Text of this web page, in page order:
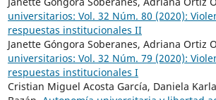
universitarios: Vol. 32 Núm. 80 (2020):
respuestas institucionales II
Janette Góngora Soberanes, Adriana Ortiz
universitarios: Vol. 32 Núm. 79 (2020):
respuestas institucionales I
Cristian Miguel Acosta García, Daniela